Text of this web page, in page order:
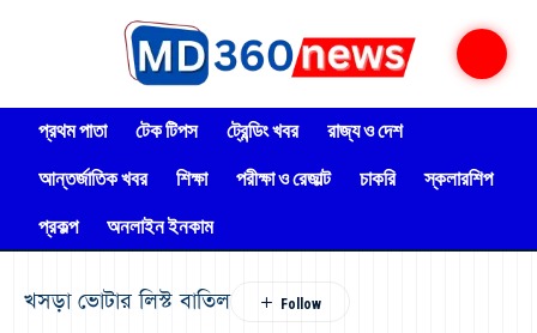
প্রথম পাতা টেক টিপস ট্রেন্ডিং খবর
রাজ্য ও দেশ
আন্তর্জাতিক খবর
শিক্ষা পরীক্ষা ও রেজাল্ট চাকরি
স্কলারশিপ
প্রকল্প
অনলাইন ইনকাম
খসড়া ভোটার লিস্ট বাতিল